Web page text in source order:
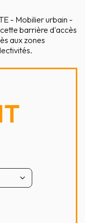
- Mobilier urbain -
barrière d'accès
aux zones